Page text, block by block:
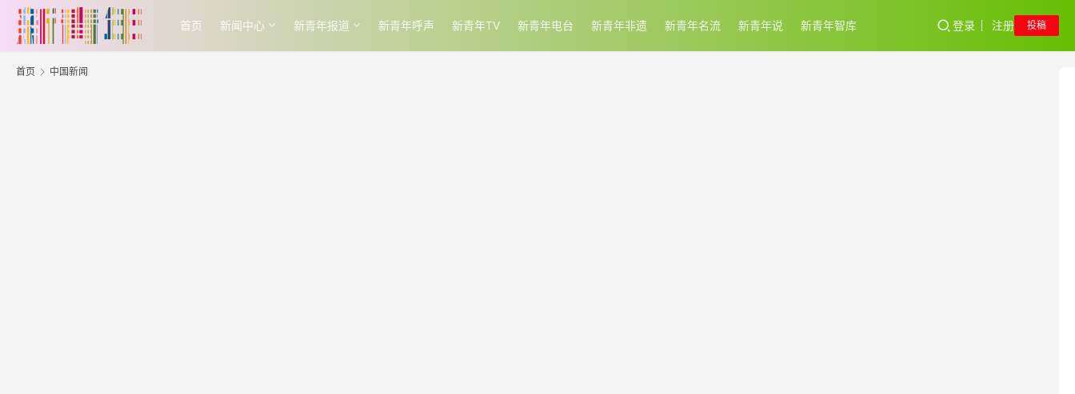
首页 新闻中心 新青年报道 新青年呼声 新青年TV 新青年电台 新青年非遗 新青年名流 新青年说 新青年智库 登录 注册 投稿
首页 中国新闻